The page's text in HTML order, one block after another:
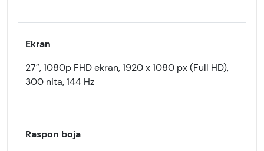
Ekran
27″, 1080p FHD ekran, 1920 x 1080 px (Full HD),
300 nita, 144 Hz
Raspon boja